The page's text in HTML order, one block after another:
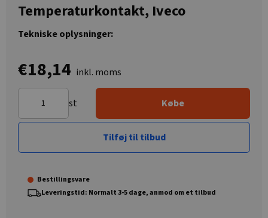
Temperaturkontakt, Iveco
Tekniske oplysninger:
€18,14 inkl. moms
st Købe
Tilføj til tilbud
Bestillingsvare
Leveringstid: Normalt 3-5 dage, anmod om et tilbud